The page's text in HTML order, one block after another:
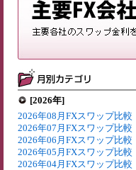
[2026年]
2026年08月FXスワップ比較
2026年07月FXスワップ比較
2026年06月FXスワップ比較
2026年05月FXスワップ比較
2026年04月FXスワップ比較